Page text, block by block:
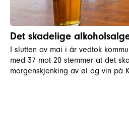
Det skadelige
I slutten av mai i år vedtok
med 37 mot 20 stemmer at det
morgenskjenking av øl og vin på